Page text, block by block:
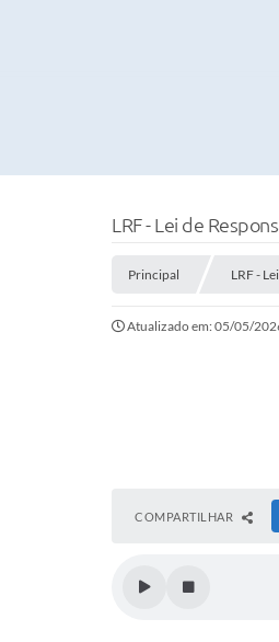
LRF - Lei de
Principal LRF -
Atualizado em: 05/05/
COMPARTILHAR